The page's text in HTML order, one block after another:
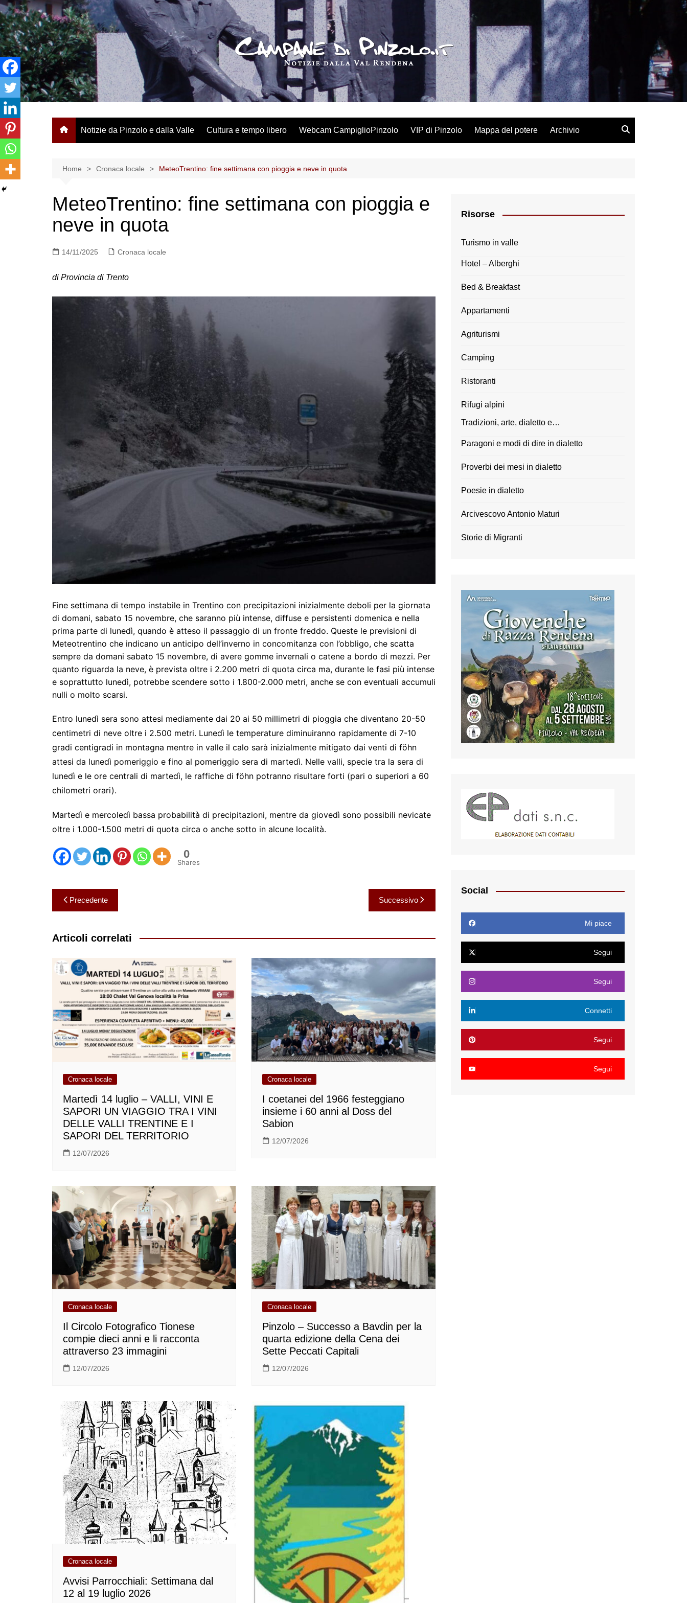
Salta
al
contenuto
Notizie da Pinzolo e dalla Valle Cultura e tempo libero Webcam CampiglioPinzolo VIP di Pinzolo Mappa del potere Archivio
Home Cronaca locale MeteoTrentino: fine settimana con pioggia e neve in quota
MeteoTrentino: fine settimana con pioggia e
neve in quota
14/11/2025 Cronaca locale
di Provincia di Trento
Fine settimana di tempo instabile in Trentino con precipitazioni inizialmente deboli per la giornata
di domani, sabato 15 novembre, che saranno più intense, diffuse e persistenti domenica e nella
prima parte di lunedì, quando è atteso il passaggio di un fronte freddo. Queste le previsioni di
Meteotrentino che indicano un anticipo dell’inverno in concomitanza con l’obbligo, che scatta
sempre da domani sabato 15 novembre, di avere gomme invernali o catene a bordo di mezzi. Per
quanto riguarda la neve, è prevista oltre i 2.200 metri di quota circa ma, durante le fasi più intense
e soprattutto lunedì, potrebbe scendere sotto i 1.800-2.000 metri, anche se con eventuali accumuli
nulli o molto scarsi.
Entro lunedì sera sono attesi mediamente dai 20 ai 50 millimetri di pioggia che diventano 20-50
centimetri di neve oltre i 2.500 metri. Lunedì le temperature diminuiranno rapidamente di 7-10
gradi centigradi in montagna mentre in valle il calo sarà inizialmente mitigato dai venti di föhn
attesi da lunedì pomeriggio e fino al pomeriggio sera di martedì. Nelle valli, specie tra la sera di
lunedì e le ore centrali di martedì, le raffiche di föhn potranno risultare forti (pari o superiori a 60
chilometri orari).
Martedì e mercoledì bassa probabilità di precipitazioni, mentre da giovedì sono possibili nevicate
oltre i 1.000-1.500 metri di quota circa o anche sotto in alcune località.
0
Shares
Navigazione
articoli
Precedente Successivo
Articoli correlati
Cronaca locale
Martedì 14 luglio – VALLI, VINI E
SAPORI UN VIAGGIO TRA I VINI
DELLE VALLI TRENTINE E I
SAPORI DEL TERRITORIO
12/07/2026
Cronaca locale
I coetanei del 1966 festeggiano
insieme i 60 anni al Doss del
Sabion
12/07/2026
Cronaca locale
Il Circolo Fotografico Tionese
compie dieci anni e li racconta
attraverso 23 immagini
12/07/2026
Cronaca locale
Pinzolo – Successo a Bavdin per la
quarta edizione della Cena dei
Sette Peccati Capitali
12/07/2026
Cronaca locale
Avvisi Parrocchiali: Settimana dal
12 al 19 luglio 2026
Risorse
Turismo in valle
Hotel – Alberghi
Bed & Breakfast
Appartamenti
Agriturismi
Camping
Ristoranti
Rifugi alpini
Tradizioni, arte, dialetto e…
Paragoni e modi di dire in dialetto
Proverbi dei mesi in dialetto
Poesie in dialetto
Arcivescovo Antonio Maturi
Storie di Migranti
Social
Mi piace
Segui
Segui
Connetti
Segui
Segui